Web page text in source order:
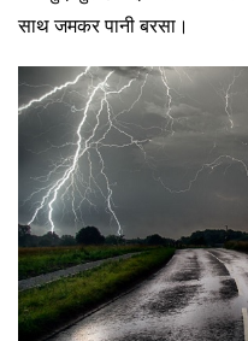
साथ जमकर पानी बरसा।